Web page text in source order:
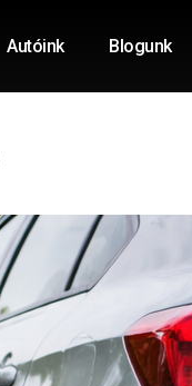
Autóink Blogunk